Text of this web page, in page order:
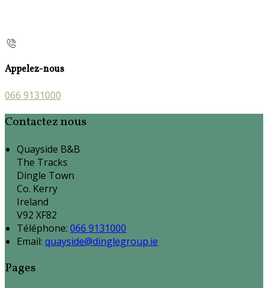
Appelez-nous
066 9131000
Contactez nous
Quayside B&B
The Tracks
Dingle Town
Co. Kerry
Ireland
V92 XF82
Téléphone: 066 9131000
Email: quayside@dinglegroup.ie
Pages